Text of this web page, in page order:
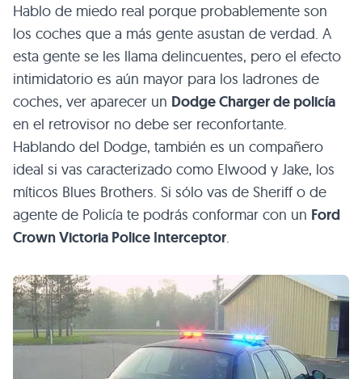
Hablo de miedo real porque probablemente son
los coches que a más gente asustan de verdad. A
esta gente se les llama delincuentes, pero el efecto
intimidatorio es aún mayor para los ladrones de
coches, ver aparecer un Dodge Charger de policía
en el retrovisor no debe ser reconfortante.
Hablando del Dodge, también es un compañero
ideal si vas caracterizado como Elwood y Jake, los
míticos Blues Brothers. Si sólo vas de Sheriff o de
agente de Policía te podrás conformar con un Ford
Crown Victoria Police Interceptor.